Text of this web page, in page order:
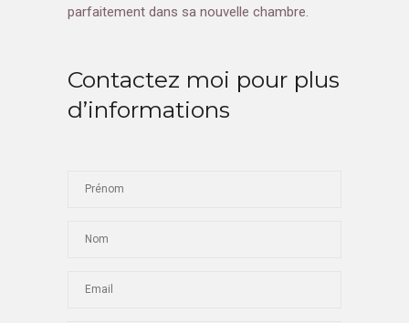
parfaitement dans sa nouvelle chambre.
Contactez moi pour plus
d’informations